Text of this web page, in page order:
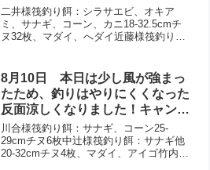
く、お楽しみ頂けたとのお声多
数‼︎チヌ狙いの方はほとんどゲッ
トされ、30枚オーバーの方も！
でしたがタチウオ‼︎アジは大漁ゲ
ットで、お土産としてお持ち帰り
多数！
二井様筏釣り餌：シラサエビ、オキア
ミ、サナギ、コーン、カニ18-32.5cmチ
ヌ32枚、マダイ、へダイ近藤様筏釣り
釣り餌：オキアミ19-24cmチヌ5枚、へダ
イ、ア...
8月10日 本日は少し風が強まっ
たため、釣りはやりにくくなった
反面涼しくなりました！キャンセ
ル多くお客様少なかったですが、
頑張ってくださいました‼︎しかし
全体として活性が低めで、苦戦。
川合様筏釣り餌：サナギ、コーン25-
29cmチヌ6枚中辻様筏釣り餌：サナギ他
20-32cmチヌ4枚、マダイ、アイゴ竹内様